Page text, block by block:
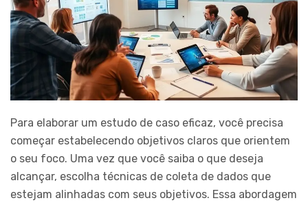
Para elaborar um estudo de caso eficaz, você precisa
começar estabelecendo objetivos claros que orientem
o seu foco. Uma vez que você saiba o que deseja
alcançar, escolha técnicas de coleta de dados que
estejam alinhadas com seus objetivos. Essa abordagem